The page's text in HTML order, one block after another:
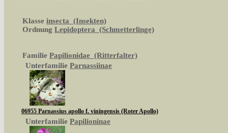
Klasse insecta (Insekten)
Ordnung Lepidoptera (Schmetterlinge)
Familie Papilionidae (Ritterfalter)
Unterfamilie Parnassiinae
06955 Parnassius apollo f. viningensis (Roter Apollo)
Unterfamilie Papilioninae